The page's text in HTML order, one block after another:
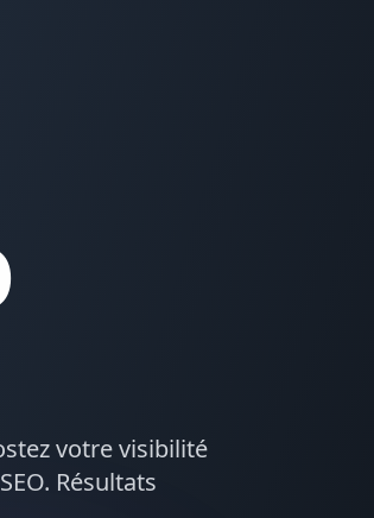
votre visibilité
SEO. Résultats